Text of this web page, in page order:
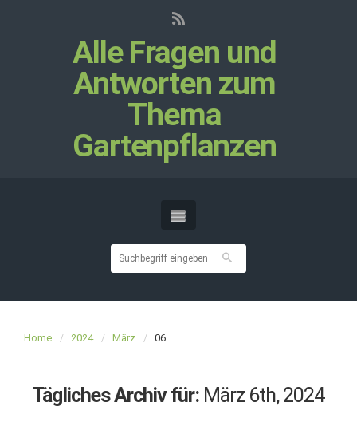
Alle Fragen und
Antworten zum
Thema
Gartenpflanzen
Home 2024 März 06
Tägliches Archiv für: März 6th, 2024